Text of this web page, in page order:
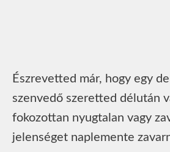
Észrevetted már, hogy egy
szenvedő szeretted délután
fokozottan nyugtalan vagy
jelenséget naplemente